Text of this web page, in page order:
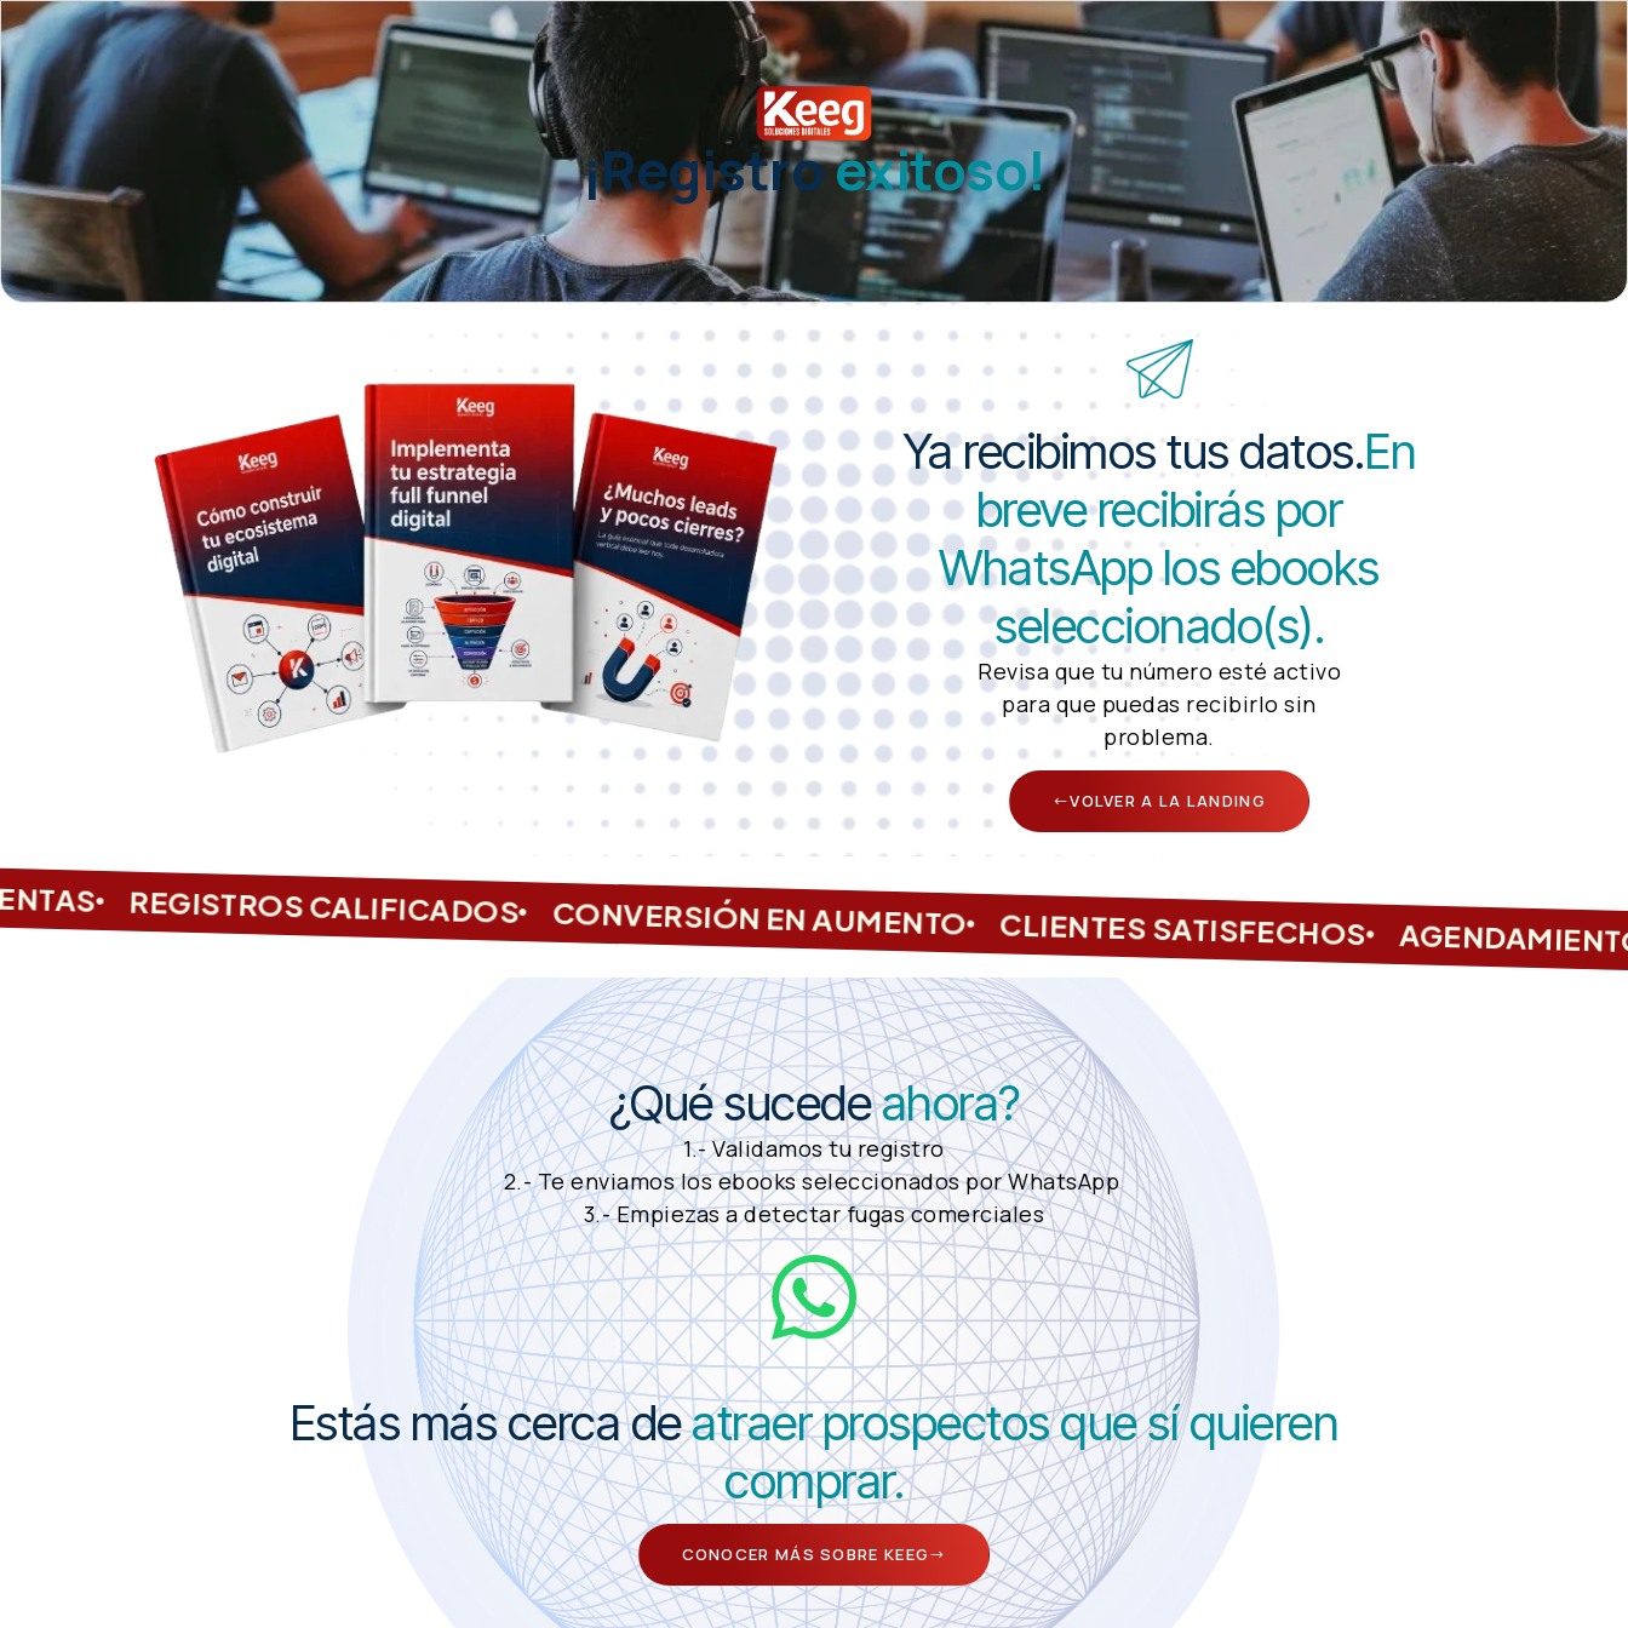
¡Registroexitoso!
Ya recibimos tus datos.En
breve recibirás por
WhatsApp los ebooks
seleccionado(s).
Revisa que tu número esté activo
para que puedas recibirlo sin
problema.
VOLVER A LA LANDING
REGISTROS CALIFICADOS CONVERSIÓN EN AUMENTO CLIENTES SATISFECHOS
¿Qué sucedeahora?
1.- Validamos tu registro
2.- Te enviamos los ebooks seleccionados por WhatsApp
3.- Empiezas a detectar fugas comerciales
Estás más cerca deatraer prospectos que sí quieren
comprar.
CONOCER MÁS SOBRE KEEG